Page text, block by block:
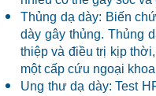
Thủng dạ dày: Biến
dày gây thủng. Thủng
thiệp và điều trị kịp
một cấp cứu ngoại
Ung thư dạ dày: Test